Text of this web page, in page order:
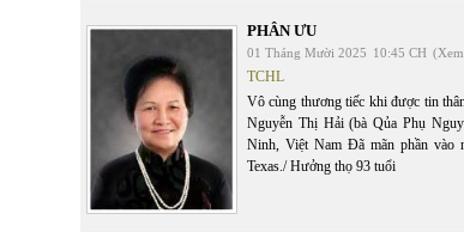
PHÂN ƯU
01 Tháng Mười 2025 10:45 CH
TCHL
Vô cùng thương tiếc khi được tin
Nguyễn Thị Hải (bà Qủa Phụ
Ninh, Việt Nam Đã mãn phần vào
Texas./ Hưởng thọ 93 tuổi